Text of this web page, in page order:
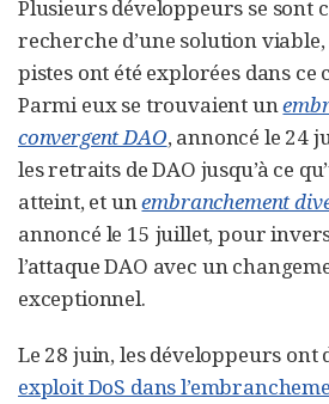
Plusieurs développeurs se sont
recherche d’une solution
pistes ont été explorées dans ce
Parmi eux se trouvaient un
convergent DAO, annoncé le 24
les retraits de DAO jusqu’à ce
atteint, et unembranchement
annoncé le 15 juillet, pour
l’attaque DAO avec un
exceptionnel.
Le 28 juin, les développeurs ont
exploit DoS dans